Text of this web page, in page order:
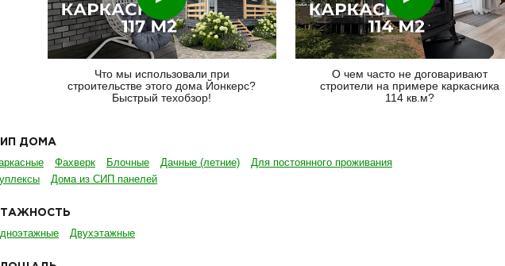
Что мы использовали при
строительстве этого дома Йонкерс?
Быстрый техобзор!
О чем часто не договаривают
строители на примере каркасника
114 кв.м?
ДОМА
Фахверк Блочные Дачные (летние)
Для постоянного проживания
Дома из СИП панелей
Двухэтажные